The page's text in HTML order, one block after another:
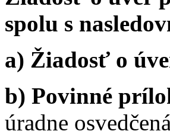
spolu s
a) Žiadosť o
b) Povinné
úradne